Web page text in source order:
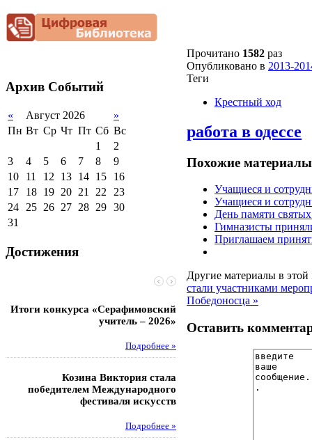
Снижение
документационной
нагрузки
Архив Событий
« Август 2026
»
Пн Вт Ср Чт Пт Сб Вс
1
2
3
4 5 6 7 8
9
10
11 12 13 14 15
16
17
18 19 20 21 22 23
24 25 26 27 28 29 30
31
Достижения
Итоги конкурса «Серафимовский
учитель – 2026»
Подробнее »
Козина Виктория стала
победителем Международного
фестиваля искусств
Подробнее »
Чебаненко Глеб стал
областных соревнований
Музафаров Пётр стал
Прочитано 1582 раз
Опубликовано в 2013-
Теги
Крестный ход
работа в одессе
Похожие материалы
Учащиеся и
Учащиеся и
День памяти
Гимназисты
Приглашаем
Другие материалы в этой
стали участниками
Победоносца »
Оставить